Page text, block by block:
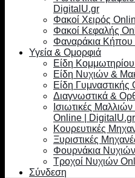
DigitalU.gr
Φακοί Χειρός
Φακοί Κεφαλής
Φαναράκια
Υγεία & Ομορφιά
Είδη
Είδη Νυχιών &
Είδη Γυμναστικής
Διαγνωστικά &
Ισιωτικές
Online | DigitalU.gr
Κουρευτικές
Ξυριστικές
Φουρνάκια
Τροχοί Νυχιών
Σύνδεση